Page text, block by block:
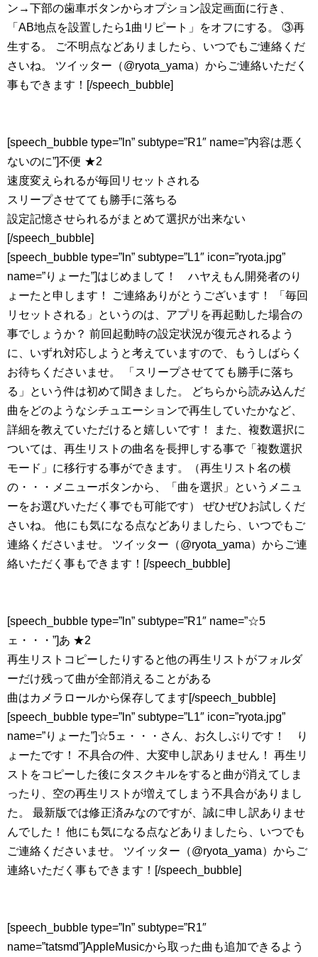
ン→下部の歯車ボタンからオプション設定画面に行き、
「AB地点を設置したら1曲リピート」をオフにする。 ③再
生する。 ご不明点などありましたら、いつでもご連絡くだ
さいね。 ツイッター（@ryota_yama）からご連絡いただく
事もできます！[/speech_bubble]
[speech_bubble type=”ln” subtype=”R1″ name=”内容は悪く
ないのに”]不便 ★2
速度変えられるが毎回リセットされる
スリープさせてても勝手に落ちる
設定記憶させられるがまとめて選択が出来ない
[/speech_bubble]
[speech_bubble type=”ln” subtype=”L1″ icon=”ryota.jpg”
name=”りょーた”]はじめまして！ ハヤえもん開発者のり
ょーたと申します！ ご連絡ありがとうございます！ 「毎回
リセットされる」というのは、アプリを再起動した場合の
事でしょうか？ 前回起動時の設定状況が復元されるよう
に、いずれ対応しようと考えていますので、もうしばらく
お待ちくださいませ。 「スリープさせてても勝手に落ち
る」という件は初めて聞きました。 どちらから読み込んだ
曲をどのようなシチュエーションで再生していたかなど、
詳細を教えていただけると嬉しいです！ また、複数選択に
ついては、再生リストの曲名を長押しする事で「複数選択
モード」に移行する事ができます。（再生リスト名の横
の・・・メニューボタンから、「曲を選択」というメニュ
ーをお選びいただく事でも可能です） ぜひぜひお試しくだ
さいね。 他にも気になる点などありましたら、いつでもご
連絡くださいませ。 ツイッター（@ryota_yama）からご連
絡いただく事もできます！[/speech_bubble]
[speech_bubble type=”ln” subtype=”R1″ name=”☆5
ェ・・・”]あ ★2
再生リストコピーしたりすると他の再生リストがフォルダ
ーだけ残って曲が全部消えることがある
曲はカメラロールから保存してます[/speech_bubble]
[speech_bubble type=”ln” subtype=”L1″ icon=”ryota.jpg”
name=”りょーた”]☆5ェ・・・さん、お久しぶりです！ り
ょーたです！ 不具合の件、大変申し訳ありません！ 再生リ
ストをコピーした後にタスクキルをすると曲が消えてしま
ったり、空の再生リストが増えてしまう不具合がありまし
た。 最新版では修正済みなのですが、誠に申し訳ありませ
んでした！ 他にも気になる点などありましたら、いつでも
ご連絡くださいませ。 ツイッター（@ryota_yama）からご
連絡いただく事もできます！[/speech_bubble]
[speech_bubble type=”ln” subtype=”R1″
name=”tatsmd”]AppleMusicから取った曲も追加できるよう